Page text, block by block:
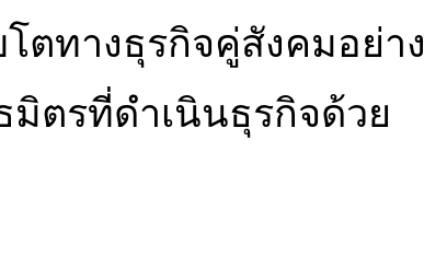
ตทางธุรกิจคู่สังคมอย่าง
ตรที่ดำเนินธุรกิจด้วย